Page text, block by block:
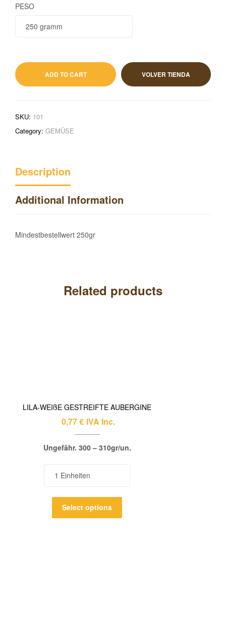
PESO
ADD TO CART VOLVER TIENDA
SKU: 101
Category: GEMÜSE
Description
Additional Information
Mindestbestellwert 250gr
Related products
LILA-WEIßE GESTREIFTE AUBERGINE
0,77€ IVA Inc.
Ungefähr. 300 – 310gr/un.
Select options